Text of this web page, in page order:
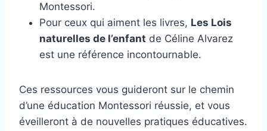
Montessori.
Pour ceux qui aiment les livres, Les Lois
naturelles de l’enfant de Céline Alvarez
est une référence incontournable.
Ces ressources vous guideront sur le chemin
d’une éducation Montessori réussie, et vous
éveilleront à de nouvelles pratiques éducatives.